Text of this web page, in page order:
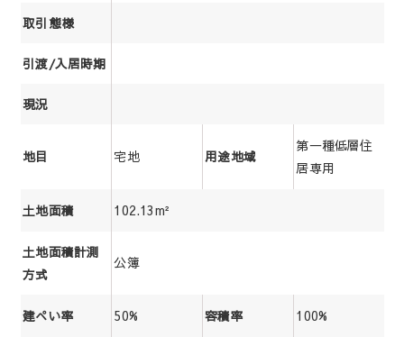
取引態様
引渡/入居時期
現況
地目 宅地 用途地域
第一種低層住
居専用
土地面積 102.13m²
土地面積計測
方式
公簿
建ぺい率 50% 容積率 100%